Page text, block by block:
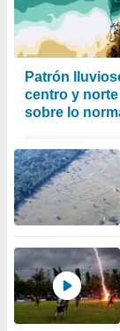
Patrón
centro y
sobre lo